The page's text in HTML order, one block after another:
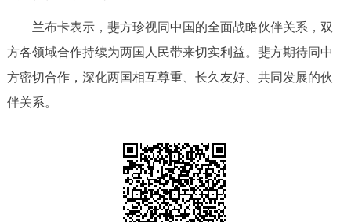
多语种
한국어 日本語
兰布卡表示，斐方珍视同中国的全面战略伙伴关系，双
方各领域合作持续为两国人民带来切实利益。斐方期待同中
方密切合作，深化两国相互尊重、长久友好、共同发展的伙
伴关系。